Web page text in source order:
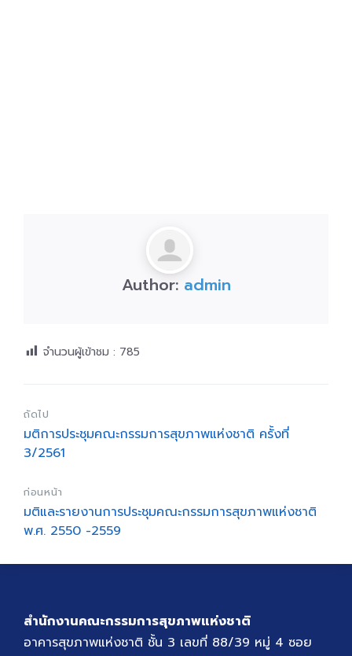
Author: admin
จำนวนผู้เข้าชม : 785
ถัดไป
มติการประชุมคณะกรรมการสุขภาพแห่งชาติ ครั้งที่
3/2561
ก่อนหน้า
มติและรายงานการประชุมคณะกรรมการสุขภาพแห่งชาติ
พ.ศ. 2550 -2559
สำนักงานคณะกรรมการสุขภาพแห่งชาติ
อาคารสุขภาพแห่งชาติ ชั้น 3 เลขที่ 88/39 หมู่ 4 ซอย